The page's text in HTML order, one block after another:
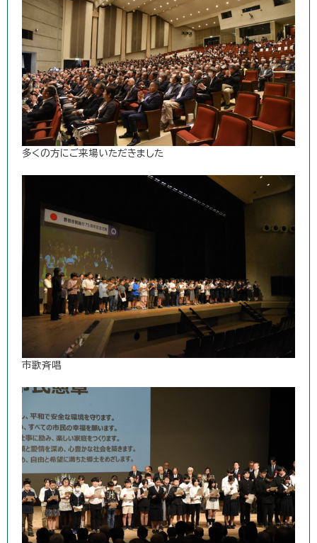
多くの方にご来場いただきました
市歌斉唱